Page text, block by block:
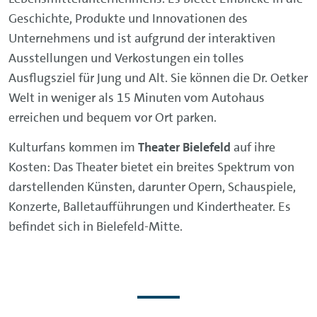
Geschichte, Produkte und Innovationen des
Unternehmens und ist aufgrund der interaktiven
Ausstellungen und Verkostungen ein tolles
Ausflugsziel für Jung und Alt. Sie können die Dr. Oetker
Welt in weniger als 15 Minuten vom Autohaus
erreichen und bequem vor Ort parken.
Kulturfans kommen im Theater Bielefeld auf ihre
Kosten: Das Theater bietet ein breites Spektrum von
darstellenden Künsten, darunter Opern, Schauspiele,
Konzerte, Balletaufführungen und Kindertheater. Es
befindet sich in Bielefeld-Mitte.